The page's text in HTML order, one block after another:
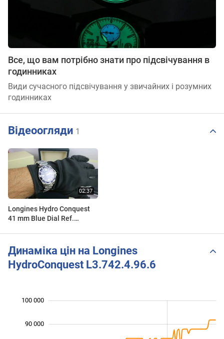
Все, що вам потрібно знати про підсвічування в
годинниках
Види сучасного підсвічування у звичайних і розумних
годинниках
Відеоогляди 1
Longines Hydro Conquest
41 mm Blue Dial Ref.
Динаміка цін на Longines
HydroConquest L3.742.4.96.6
90 000
100 000